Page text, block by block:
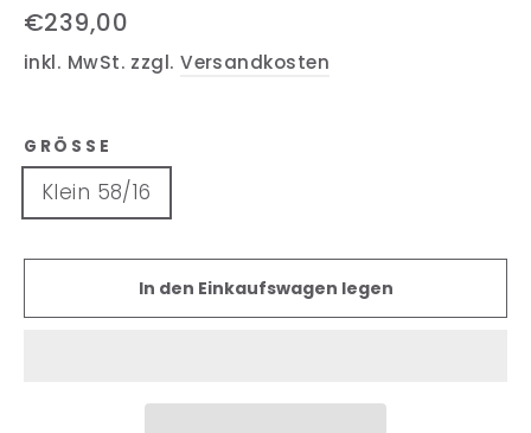
Normaler
Preis
€239,00
inkl. MwSt. zzgl.Versandkosten
GRÖSSE
Klein 58/16
In den Einkaufswagen legen